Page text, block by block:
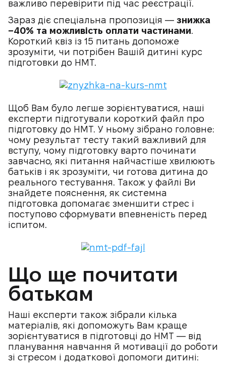
важливо перевірити під час реєстрації.
Зараз діє спеціальна пропозиція — знижка
−40% та можливість оплати частинами.
Короткий квіз із 15 питань допоможе
зрозуміти, чи потрібен Вашій дитині курс
підготовки до НМТ.
Щоб Вам було легше зорієнтуватися, наші
експерти підготували короткий файл про
підготовку до НМТ. У ньому зібрано головне:
чому результат тесту такий важливий для
вступу, чому підготовку варто починати
завчасно, які питання найчастіше хвилюють
батьків і як зрозуміти, чи готова дитина до
реального тестування. Також у файлі Ви
знайдете пояснення, як системна
підготовка допомагає зменшити стрес і
поступово сформувати впевненість перед
іспитом.
Що ще почитати
батькам
Наші експерти також зібрали кілька
матеріалів, які допоможуть Вам краще
зорієнтуватися в підготовці до НМТ — від
планування навчання й мотивації до роботи
зі стресом і додаткової допомоги дитині: